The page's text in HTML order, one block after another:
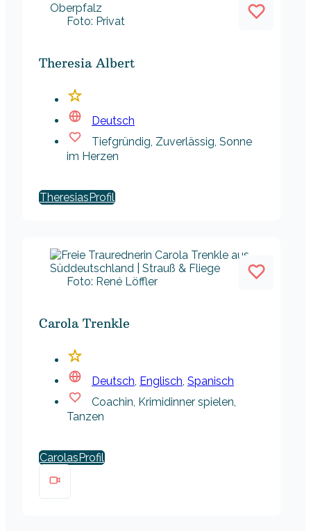
Foto: Privat
Theresia Albert
Deutsch
Tiefgründig, Zuverlässig, Sonne
im Herzen
Theresias
Foto: René Löffler
Carola Trenkle
Deutsch, Englisch, Spanisch
Coachin, Krimidinner spielen,
Tanzen
Carolas